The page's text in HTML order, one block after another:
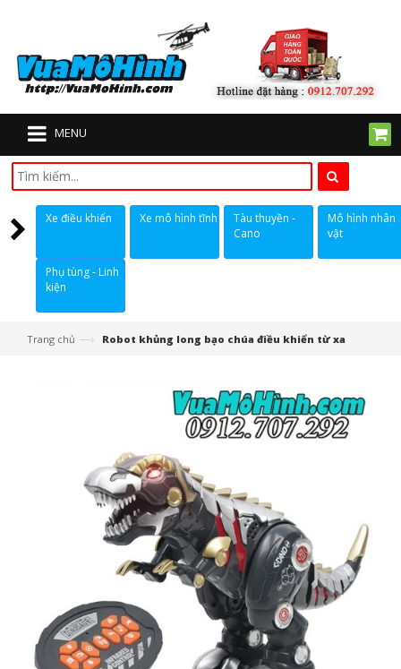
MENU
Xe điều khiển Xe mô hình tĩnh
Tàu thuyền -
Cano
Mô hình nhân
vật
Phụ tùng - Linh
kiện
Trang chủ —› Robot khủng long bạo chúa điều khiển từ xa